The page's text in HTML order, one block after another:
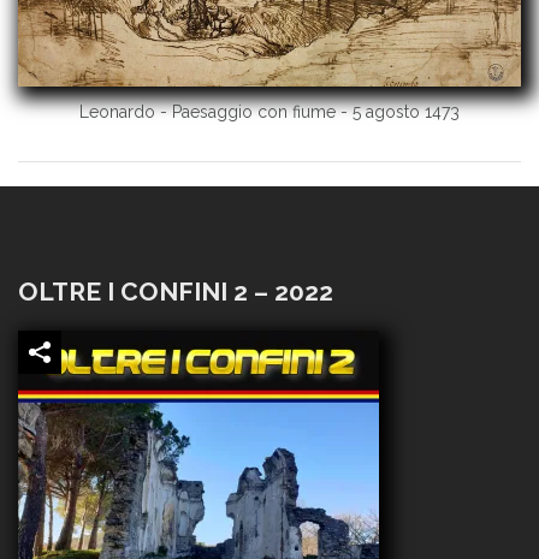
Leonardo - Paesaggio con fiume - 5 agosto 1473
OLTRE I CONFINI 2 – 2022